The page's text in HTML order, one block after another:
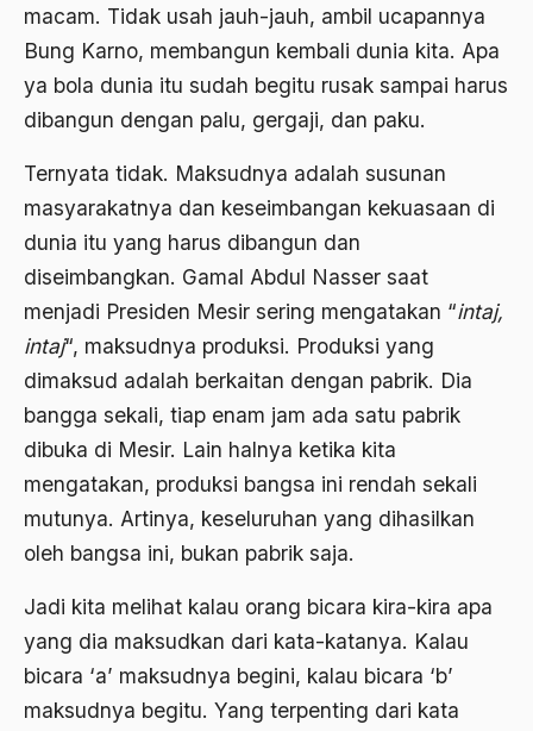
macam. Tidak usah jauh-jauh, ambil ucapannya
Bung Karno, membangun kembali dunia kita. Apa
ya bola dunia itu sudah begitu rusak sampai harus
dibangun dengan palu, gergaji, dan paku.
Ternyata tidak. Maksudnya adalah susunan
masyarakatnya dan keseimbangan kekuasaan di
dunia itu yang harus dibangun dan
diseimbangkan. Gamal Abdul Nasser saat
menjadi Presiden Mesir sering mengatakan “intaj,
intaj“, maksudnya produksi. Produksi yang
dimaksud adalah berkaitan dengan pabrik. Dia
bangga sekali, tiap enam jam ada satu pabrik
dibuka di Mesir. Lain halnya ketika kita
mengatakan, produksi bangsa ini rendah sekali
mutunya. Artinya, keseluruhan yang dihasilkan
oleh bangsa ini, bukan pabrik saja.
Jadi kita melihat kalau orang bicara kira-kira apa
yang dia maksudkan dari kata-katanya. Kalau
bicara ‘a’ maksudnya begini, kalau bicara ‘b’
maksudnya begitu. Yang terpenting dari kata
Asyura 1414
Atheisme
Aturan Hukum
Australia
Austro Melanesia
Ayat Al-Quran
Ayatullah Zanjani
bacaan mulia
Badan Usaha
Bagus Hadikusumo
Bahasa Indonesia
Bahasa Internasional